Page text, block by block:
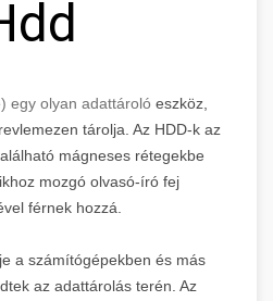
egy olyan adattároló eszköz,
tárolja. Az HDD-k az
mágneses rétegekbe
mozgó olvasó-író fej
férnek hozzá.
a számítógépekben és más
az adattárolás terén. Az